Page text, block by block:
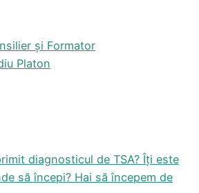
și Formator
Platon
diagnosticul de TSA? Îți este
să începi? Hai să începem de